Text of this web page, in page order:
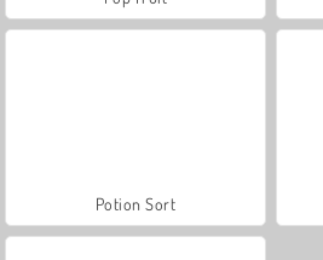
Potion Sort